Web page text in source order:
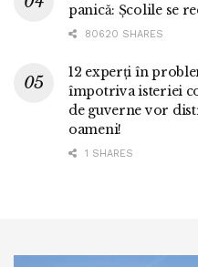
panică: Școlile se
80620 SHARES
12 experți în
împotriva isteriei
de guverne vor
oameni!
1 SHARES